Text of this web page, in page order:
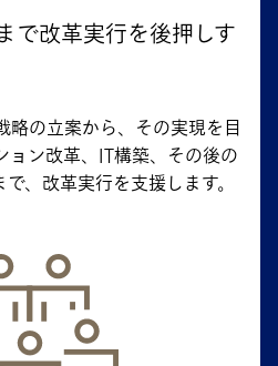
で改革実行を後押しす
略の立案から、その実現を目
ョン改革、IT構築、その後の
、改革実行を支援します。